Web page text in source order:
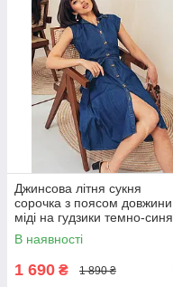
Джинсова літня сукня
сорочка з поясом довжини
міді на гудзики темно-синя
В наявності
1 690 ₴ 1 890 ₴